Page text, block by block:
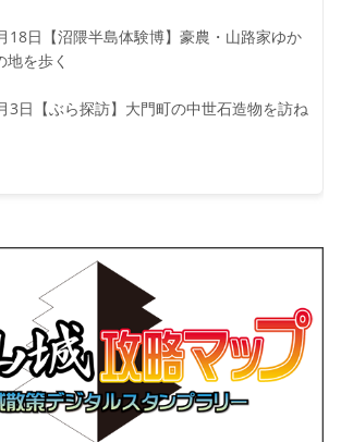
18日【沼隈半島体験博】豪農・山路家ゆか
地を歩く
3日【ぶら探訪】大門町の中世石造物を訪ね